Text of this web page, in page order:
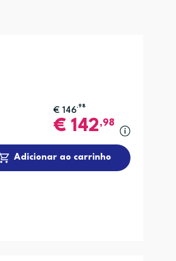
€ 146 ,98
€142,98
Adicionar ao carrinho